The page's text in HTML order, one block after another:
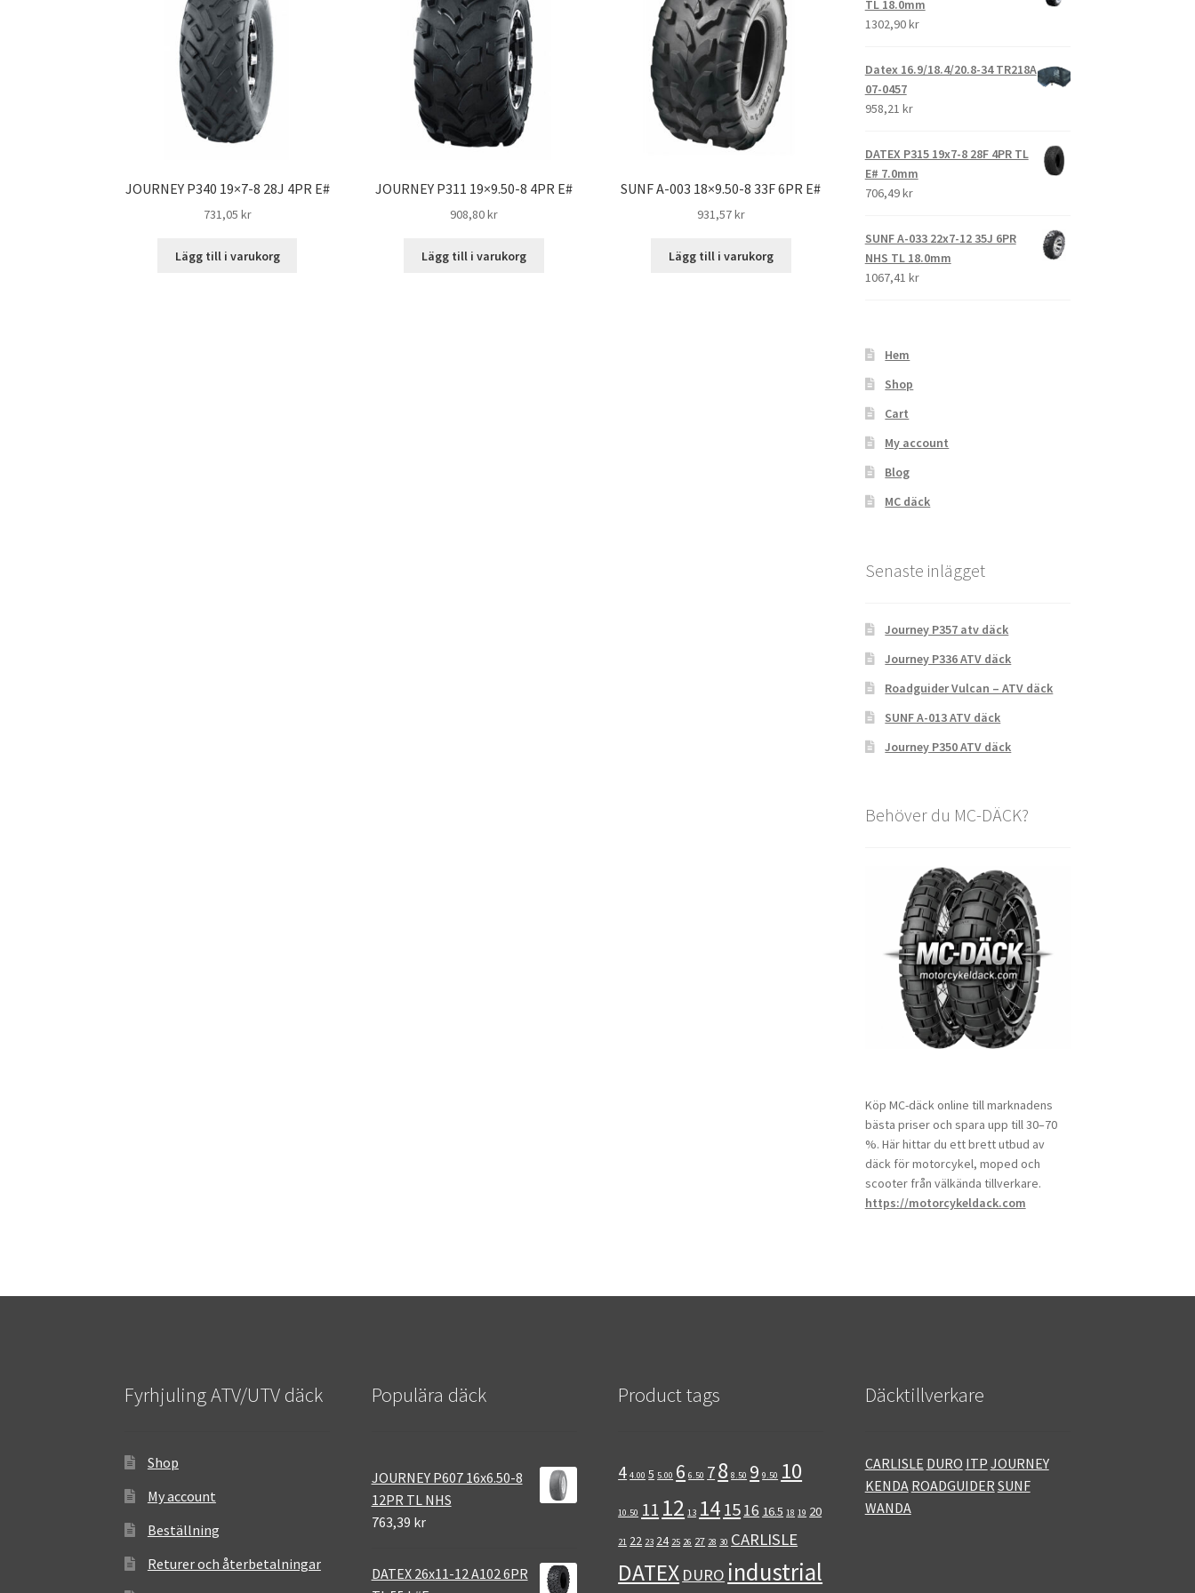
JOURNEY P340 19×7-8 28J 4PR E#
731,05 kr
Lägg till i varukorg
JOURNEY P311 19×9.50-8 4PR E#
908,80 kr
Lägg till i varukorg
SUNF A-003 18×9.50-8 33F 6PR E#
931,57 kr
Lägg till i varukorg
TL 18.0mm
1302,90 kr
Datex 16.9/18.4/20.8-34 TR218A
07-0457
958,21 kr
DATEX P315 19x7-8 28F 4PR TL
E# 7.0mm
706,49 kr
SUNF A-033 22x7-12 35J 6PR
NHS TL 18.0mm
1067,41 kr
Hem
Shop
Cart
My account
Blog
MC däck
Senaste inlägget
Journey P357 atv däck
Journey P336 ATV däck
Roadguider Vulcan – ATV däck
SUNF A-013 ATV däck
Journey P350 ATV däck
Behöver du MC-DÄCK?
Köp MC-däck online till marknadens
bästa priser och spara upp till 30–70
%. Här hittar du ett brett utbud av
däck för motorcykel, moped och
scooter från välkända tillverkare.
https://motorcykeldack.com
Fyrhjuling ATV/UTV däck
Shop
My account
Beställning
Returer och återbetalningar
Populära däck
JOURNEY P607 16x6.50-8
12PR TL NHS
763,39 kr
DATEX 26x11-12 A102 6PR
Product tags
4 4.00 5 5.00 6 6.50 78 8.50 9 9.50 10
10.50 11 12 13 141516 16.5 18 19 20
21 22 23 24 25 26 27 28 30 CARLISLE
DATEX DURO industrial
Däcktillverkare
CARLISLE DURO ITP JOURNEY
KENDA ROADGUIDER SUNF
WANDA